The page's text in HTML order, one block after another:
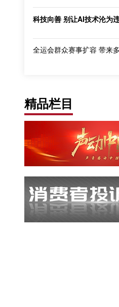
科技向善 别让AI技术沦为
全运会群众赛事扩容 带来
精品栏目